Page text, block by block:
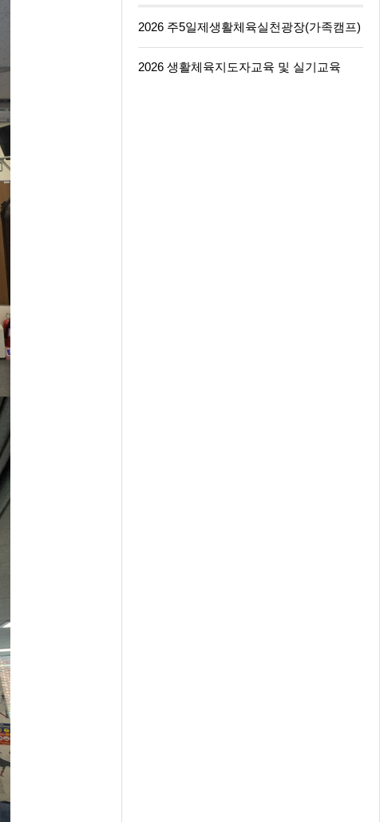
2026 주5일제생활체육실천광장(가족캠프)
2026 생활체육지도자교육 및 실기교육